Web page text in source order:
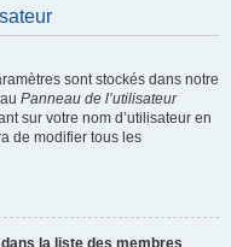
sont stockés dans notre
Panneau de l’utilisateur
sur votre nom d’utilisateur en
de modifier tous les
la liste des membres